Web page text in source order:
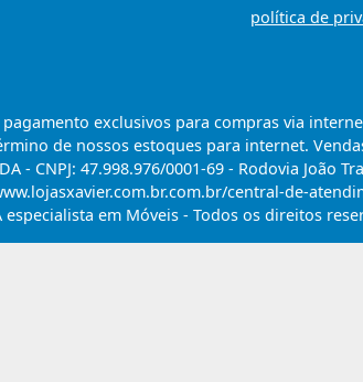
política de
exclusivos para compras via
de nossos estoques para internet.
- CNPJ: 47.998.976/0001-69 - Rodovia João
central-de-
especialista em Móveis - Todos os direitos